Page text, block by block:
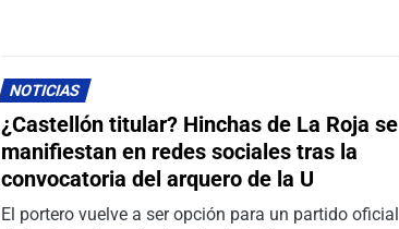
NOTICIAS
¿Castellón titular? Hinchas de La Roja se
manifiestan en redes sociales tras la
convocatoria del arquero de la U
El portero vuelve a ser opción para un partido oficial